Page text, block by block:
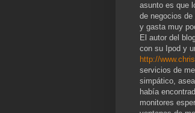
asunto es que
de negocios
y gasta muy
El autor del
con su Ipod y
http://
servicios de
simpático,
había
monitores